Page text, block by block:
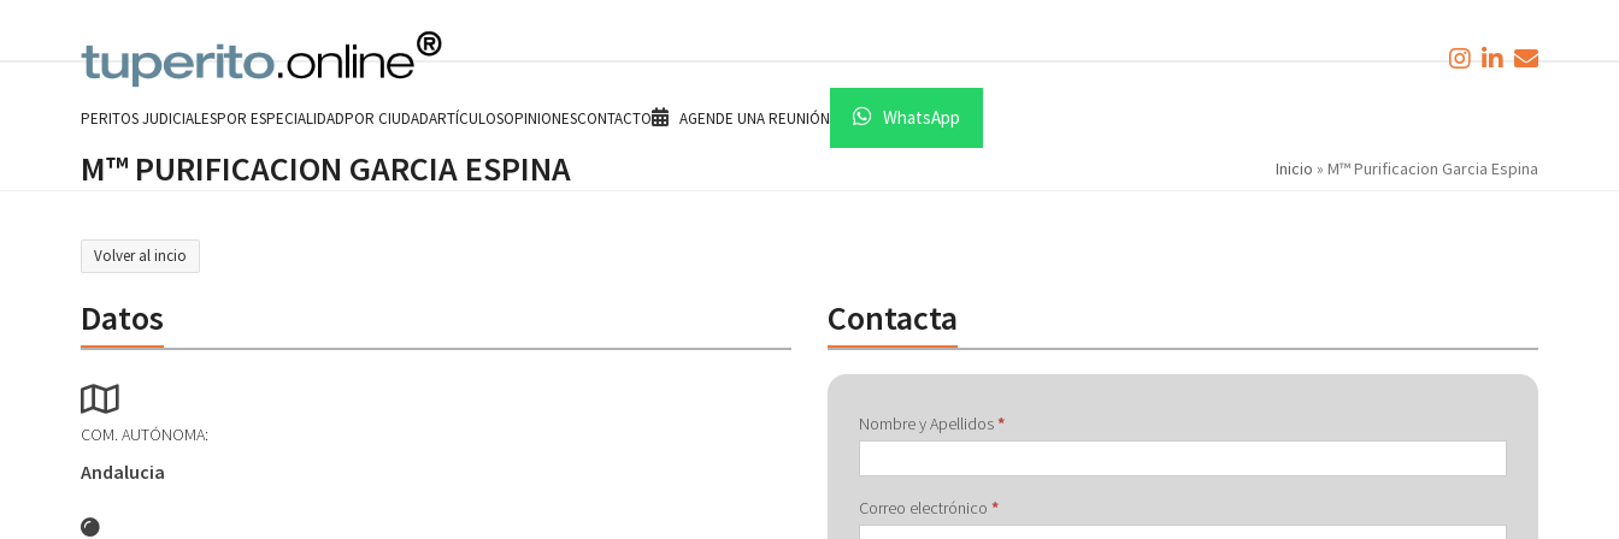
PERITOS JUDICIALESPOR ESPECIALIDADPOR CIUDADARTÍCULOSOPINIONESCONTACTO AGENDE UNA REUNIÓN WhatsApp
M™ PURIFICACION GARCIA ESPINA Inicio » M™ Purificacion Garcia Espina
Volver al incio
Datos
COM. AUTÓNOMA:
Andalucia
Contacta
Contactar
con
Nombre y Apellidos*
Correo electrónico *